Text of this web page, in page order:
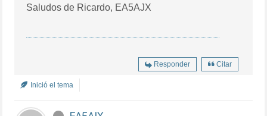
Saludos de Ricardo, EA5AJX
Responder Citar
Inició el tema